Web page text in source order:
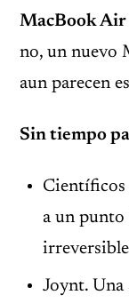
MacBook
no, un nuevo
aun parecen
Sin tiempo
Científicos
a un punto
Joynt. Una